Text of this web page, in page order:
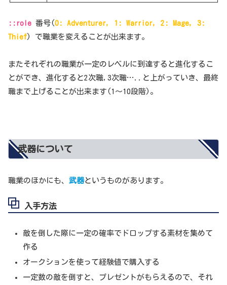
::role 番号(0: Adventurer, 1: Warrior, 2: Mage, 3:
Thief) で職業を変えることが出来ます。
またそれぞれの職業が一定のレベルに到達すると進化するこ
とができ、進化すると2次職,3次職…..と上がっていき、最終
職まで上げることが出来ます(1～10段階)。
武器について
職業のほかにも、 武器というものがあります。
入手方法
敵を倒した際に一定の確率でドロップする素材を集めて
作る
オークションを使って経験値で購入する
一定数の敵を倒すと、プレゼントがもらえるので、それ